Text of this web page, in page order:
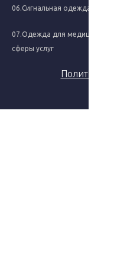
06.Сигнальная одежда
07.Одежда для медицины и
сферы услуг
Политика